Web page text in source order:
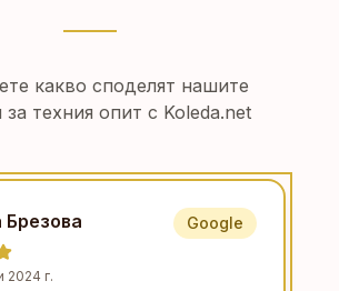
какво споделят нашите
за техния опит с Koleda.net
Брезова
2024 г.
Google